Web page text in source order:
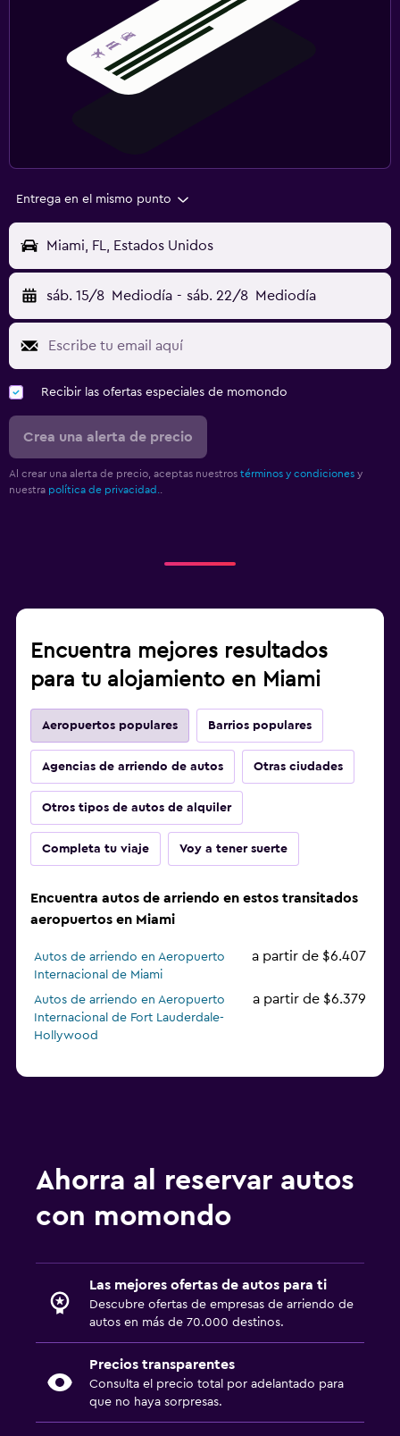
Entrega en el mismo punto
Miami, FL, Estados Unidos
sáb. 15/8 Mediodía - sáb. 22/8 Mediodía
Recibir las ofertas especiales de momondo
Crea una alerta de precio
Al crear una alerta de precio, aceptas nuestros términos y condiciones y
nuestra política de privacidad.
Encuentra mejores resultados
para tu alojamiento en Miami
Aeropuertos populares Barrios populares
Agencias de arriendo de autos Otras ciudades
Otros tipos de autos de alquiler
Completa tu viaje Voy a tener suerte
Encuentra autos de arriendo en estos transitados
aeropuertos en Miami
Autos de arriendo en Aeropuerto
Internacional de Miami
a partir de $6.407
Autos de arriendo en Aeropuerto
Internacional de Fort Lauderdale-
Hollywood
a partir de $6.379
Ahorra al reservar autos
con momondo
Las mejores ofertas de autos para ti
Descubre ofertas de empresas de arriendo de
autos en más de 70.000 destinos.
Precios transparentes
Consulta el precio total por adelantado para
que no haya sorpresas.